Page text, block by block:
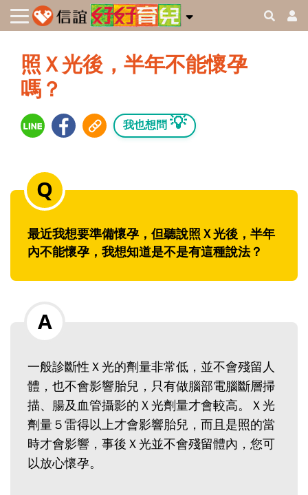
照Ｘ光後，半年不能懷孕
嗎？
我也想問 💡
最近我想要準備懷孕，但聽說照Ｘ光後，半年
內不能懷孕，我想知道是不是有這種說法？
一般診斷性Ｘ光的劑量非常低，並不會殘留人
體，也不會影響胎兒，只有做腦部電腦斷層掃
描、腸及血管攝影的Ｘ光劑量才會較高。Ｘ光
劑量５雷得以上才會影響胎兒，而且是照的當
時才會影響，事後Ｘ光並不會殘留體內，您可
以放心懷孕。